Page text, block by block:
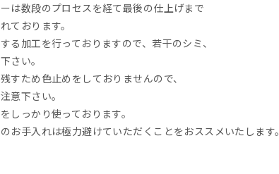
は数段のプロセスを経て最後の仕上げまで
ております。
る加工を行っておりますので、若干のシミ、
さい。
すため色止めをしておりませんので、
意下さい。
しっかり使っております。
お手入れは極力避けていただくことをおススメいたします。